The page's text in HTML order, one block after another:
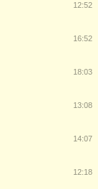
12:52
16:52
18:03
13:08
14:07
12:18